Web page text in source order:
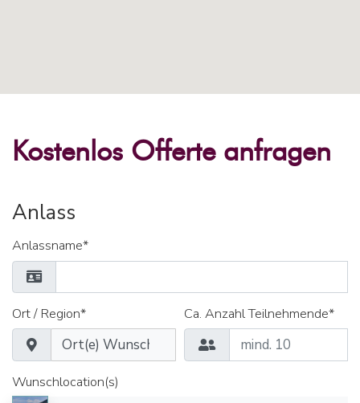
Kostenlos Offerte anfragen
Anlass
Anlassname*
Ort / Region* Ca. Anzahl Teilnehmende*
Wunschlocation(s)